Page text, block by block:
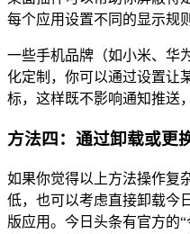
每个应用设置不同的显示规则
一些手机品牌（如小米、华
化定制，你可以通过设置让
标，这样既不影响通知推送
方法四：通过卸载或更
如果你觉得以上方法操作复
低，也可以考虑直接卸载今
版应用。今日头条有官方的